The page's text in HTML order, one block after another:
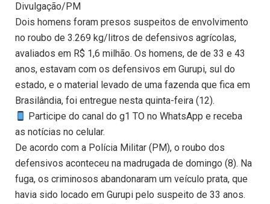
Divulgação/PM
Dois homens foram presos suspeitos de envolvimento
no roubo de 3.269 kg/litros de defensivos agrícolas,
avaliados em R$ 1,6 milhão. Os homens, de de 33 e 43
anos, estavam com os defensivos em Gurupi, sul do
estado, e o material levado de uma fazenda que fica em
Brasilândia, foi entregue nesta quinta-feira (12).
Participe do canal do g1 TO no WhatsApp e receba
as notícias no celular.
De acordo com a Polícia Militar (PM), o roubo dos
defensivos aconteceu na madrugada de domingo (8). Na
fuga, os criminosos abandonaram um veículo prata, que
havia sido locado em Gurupi pelo suspeito de 33 anos.